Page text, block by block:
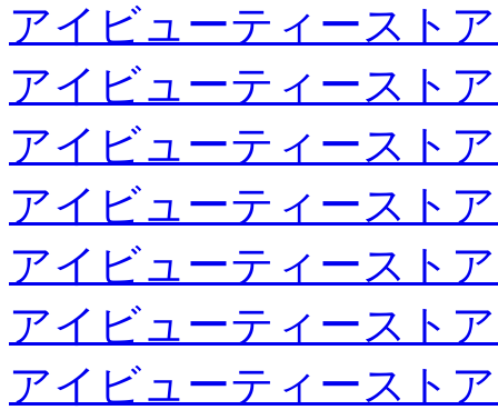
アイビューティースト
アイビューティースト
アイビューティースト
アイビューティースト
アイビューティースト
アイビューティースト
アイビューティースト